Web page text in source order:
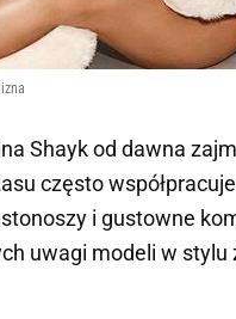
Shayk od dawna
często
i gustowne
uwagi modeli w stylu